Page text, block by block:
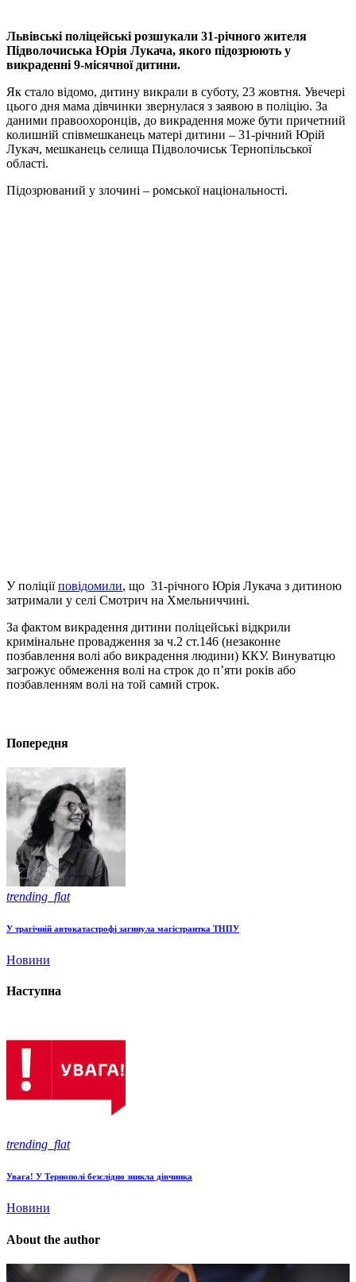
Львівські поліцейські розшукали 31-річного жителя
Підволочиська Юрія Лукача, якого підозрюють у
викраденні 9-місячної дитини.
Як стало відомо, дитину викрали в суботу, 23 жовтня. Увечері
цього дня мама дівчинки звернулася з заявою в поліцію. За
даними правоохоронців, до викрадення може бути причетний
колишній співмешканець матері дитини – 31-річний Юрій
Лукач, мешканець селища Підволочиськ Тернопільської
області.
Підозрюваний у злочині – ромської національності.
У поліціїповідомили, що 31-річного Юрія Лукача з дитиною
затримали у селі Смотрич на Хмельниччині.
За фактом викрадення дитини поліцейські відкрили
кримінальне провадження за ч.2 ст.146 (незаконне
позбавлення волі або викрадення людини) ККУ. Винуватцю
загрожує обмеження волі на строк до п’яти років або
позбавленням волі на той самий строк.
Попередня
trending_flat
У трагічній автокатастрофі загинула магістрантка ТНПУ
Новини
Наступна
trending_flat
Увага! У Тернополі безслідно зникла дівчинка
Новини
About the author